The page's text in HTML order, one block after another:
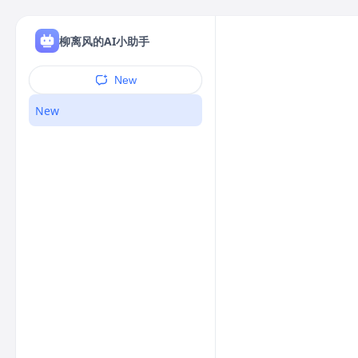
柳离风的AI小助手
New
New